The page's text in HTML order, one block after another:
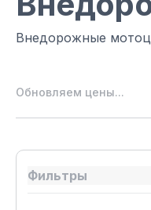
Внедорожные
Обновляем цены...
Фильтры